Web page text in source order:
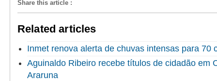
Share this article :
Related articles
Inmet renova alerta de chuvas intensas para 70
Aguinaldo Ribeiro recebe títulos de cidadão em
Araruna